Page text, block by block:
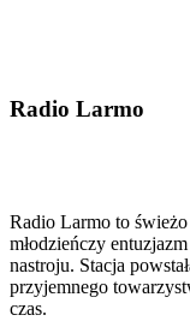
Radio Larmo
Radio Larmo to świeżo
młodzieńczy
nastroju. Stacja
przyjemnego
czas.